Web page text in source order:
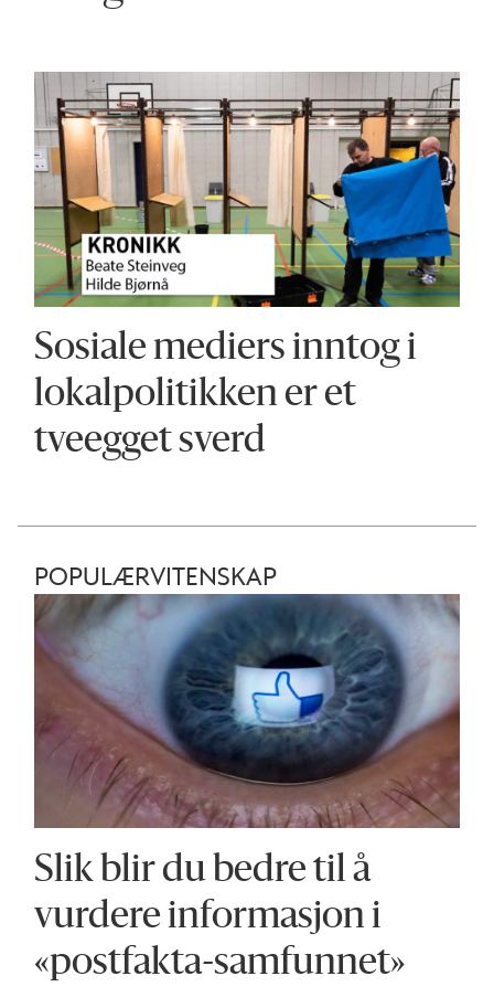
Sosiale mediers inntog i
lokal­politikken er et
tveegget sverd
POPULÆRVITENSKAP
Slik blir du bedre til å
vurdere informasjon i
«postfakta-samfunnet»